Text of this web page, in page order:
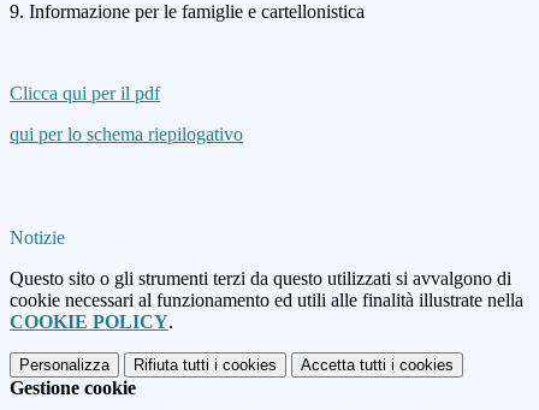
9. Informazione per le famiglie e cartellonistica
Clicca qui per il pdf
qui per lo schema riepilogativo
Notizie
Questo sito o gli strumenti terzi da questo utilizzati si avvalgono di
cookie necessari al funzionamento ed utili alle finalità illustrate nella
COOKIE POLICY.
Personalizza Rifiuta tutti i cookies Accetta tutti i cookies
Gestione cookie